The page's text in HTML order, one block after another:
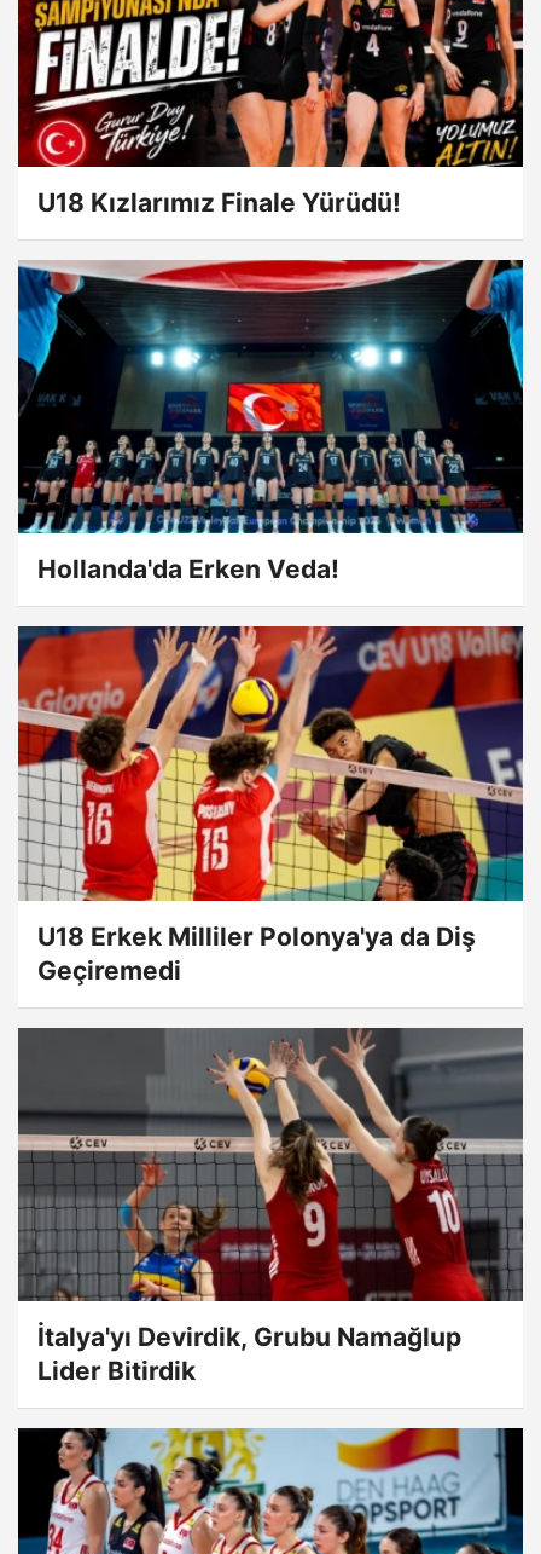
U18 Kızlarımız Finale Yürüdü!
Hollanda'da Erken Veda!
U18 Erkek Milliler Polonya'ya da Diş
Geçiremedi
İtalya'yı Devirdik, Grubu Namağlup
Lider Bitirdik